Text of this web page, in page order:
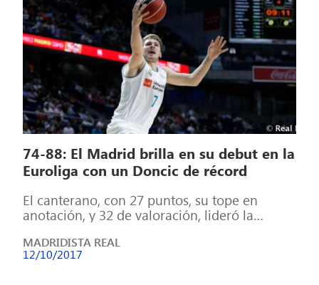
74-88: El Madrid brilla en su debut en la
Euroliga con un Doncic de récord
El canterano, con 27 puntos, su tope en
anotación, y 32 de valoración, lideró la
MADRIDISTA REAL
12/10/2017